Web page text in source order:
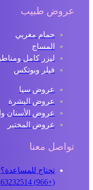
عروض طبيب
حمام مغربي
المساج
ليزر كامل ومناطق
فيلر وبوتكس
عروض سبا
عروض البشرة
عروض الأسنان واللثة
عروض المختبر
تواصل معنا
تحتاج للمساعدة؟